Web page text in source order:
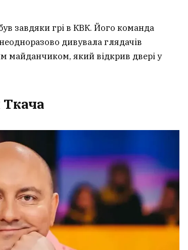
завдяки грі в КВК. Його команда
дивувала глядачів
майданчиком, який відкрив двері у
Ткача